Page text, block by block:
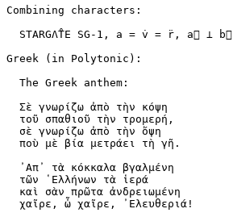
Combining characters:
  STARGΛ̊TE SG-1, a = v̇ = r̈, a⃑ ⊥ b⃑
Greek (in Polytonic):
  The Greek anthem:
  Σὲ γνωρίζω ἀπὸ τὴν κόψη
  τοῦ σπαθιοῦ τὴν τρομερή,
  σὲ γνωρίζω ἀπὸ τὴν ὄψη
  ποὺ μὲ βία μετράει τὴ γῆ.
  ᾿Απ᾿ τὰ κόκκαλα βγαλμένη
  τῶν ῾Ελλήνων τὰ ἱερά
  καὶ σὰν πρῶτα ἀνδρειωμένη
  χαῖρε, ὦ χαῖρε, ᾿Ελευθεριά!